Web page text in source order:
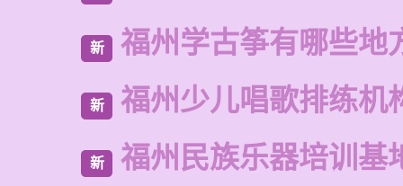
新 福州学古筝有哪些地
新 福州少儿唱歌排练机
新 福州民族乐器培训基